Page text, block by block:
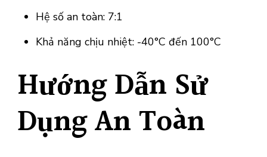
Hệ số an toàn: 7:1
Khả năng chịu nhiệt: -40°C đến 100°C
Hướng Dẫn Sử
Dụng An Toàn